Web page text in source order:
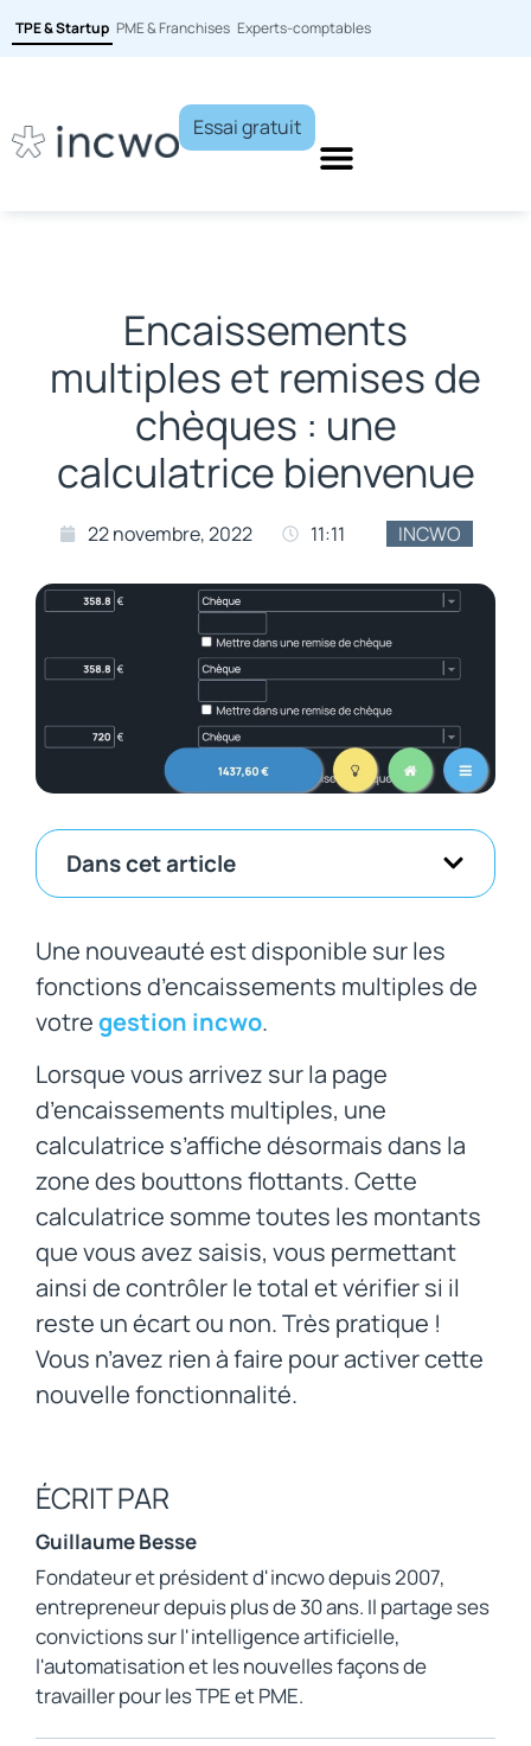
TPE & Startup PME & Franchises Experts-comptables
Essai gratuit
Encaissements
multiples et remises de
chèques : une
calculatrice bienvenue
22 novembre, 2022 11:11 INCWO
Dans cet article
Une nouveauté est disponible sur les
fonctions d’encaissements multiples de
votregestion incwo.
Lorsque vous arrivez sur la page
d’encaissements multiples, une
calculatrice s’affiche désormais dans la
zone des bouttons flottants. Cette
calculatrice somme toutes les montants
que vous avez saisis, vous permettant
ainsi de contrôler le total et vérifier si il
reste un écart ou non. Très pratique !
Vous n’avez rien à faire pour activer cette
nouvelle fonctionnalité.
ÉCRIT PAR
Guillaume Besse
Fondateur et président d'incwo depuis 2007,
entrepreneur depuis plus de 30 ans. Il partage ses
convictions sur l'intelligence artificielle,
l'automatisation et les nouvelles façons de
travailler pour les TPE et PME.